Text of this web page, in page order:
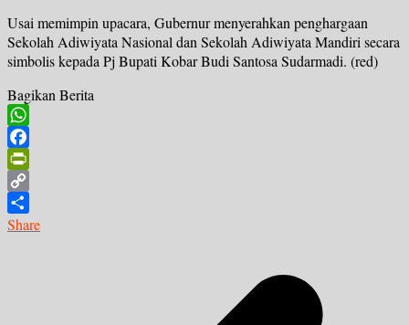
Usai memimpin upacara, Gubernur menyerahkan penghargaan
Sekolah Adiwiyata Nasional dan Sekolah Adiwiyata Mandiri secara
simbolis kepada Pj Bupati Kobar Budi Santosa Sudarmadi. (red)
Bagikan Berita
WhatsApp
Facebook
PrintFriendly
Copy
Link
Share